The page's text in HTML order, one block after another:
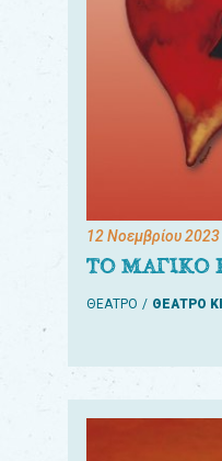
12 Νοεμβρίου 2023
ΤΟ ΜΑΓΙΚΟ
ΘΕΑΤΡΟ ΘΕΑΤΡΟ